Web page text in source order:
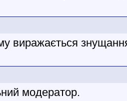
виражається
модератор.